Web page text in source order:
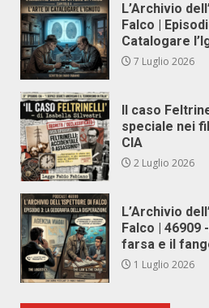
L’Archivio
Falco |
Catalogare
7 Luglio 2026
Il caso
speciale nei
CIA
2 Luglio 2026
L’Archivio
Falco | 46909
farsa e il
1 Luglio 2026